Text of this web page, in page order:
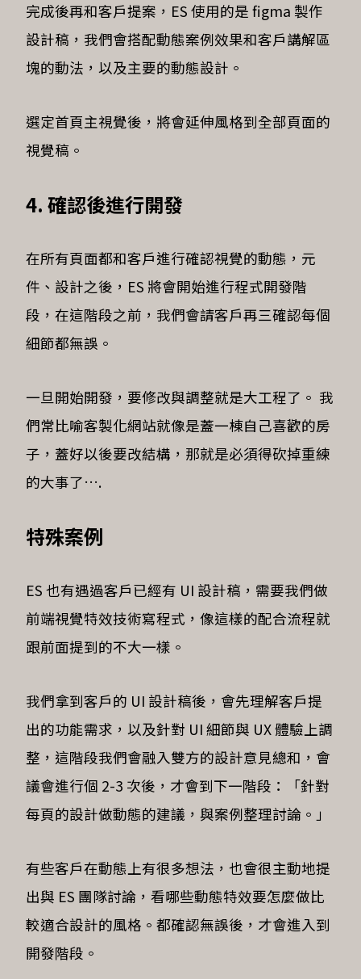
完成後再和客戶提案，ES 使用的是 figma 製作
設計稿，我們會搭配動態案例效果和客戶講解區
塊的動法，以及主要的動態設計。
選定首頁主視覺後，將會延伸風格到全部頁面的
視覺稿。
4. 確認後進行開發
在所有頁面都和客戶進行確認視覺的動態，元
件、設計之後，ES 將會開始進行程式開發階
段，在這階段之前，我們會請客戶再三確認每個
細節都無誤。
一旦開始開發，要修改與調整就是大工程了。 我
們常比喻客製化網站就像是蓋一棟自己喜歡的房
子，蓋好以後要改結構，那就是必須得砍掉重練
的大事了….
特殊案例
ES 也有遇過客戶已經有 UI 設計稿，需要我們做
前端視覺特效技術寫程式，像這樣的配合流程就
跟前面提到的不大一樣。
我們拿到客戶的 UI 設計稿後，會先理解客戶提
出的功能需求，以及針對 UI 細節與 UX 體驗上調
整，這階段我們會融入雙方的設計意見總和，會
議會進行個 2-3 次後，才會到下一階段：「針對
每頁的設計做動態的建議，與案例整理討論。」
有些客戶在動態上有很多想法，也會很主動地提
出與 ES 團隊討論，看哪些動態特效要怎麼做比
較適合設計的風格。都確認無誤後，才會進入到
開發階段。